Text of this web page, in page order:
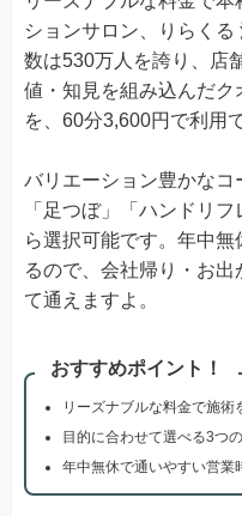
ションサロン、りらく
数は530万人を誇り、店
値・知見を組み込んだク
を、60分3,600円で利用
バリエーション豊かなコ
「足つぼ」「ハンドリ
ら選択可能です。年中
るので、会社帰り・お
て通えますよ。
おすすめポイント！
リーズナブルな料金で施術
目的に合わせて選べる3つ
年中無休で通いやすい営業